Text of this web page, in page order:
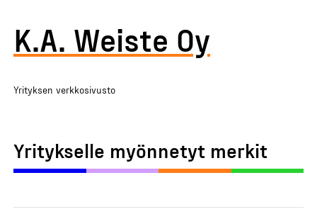
K.A. Weiste Oy
Yrityksen verkkosivusto
Yritykselle myönnetyt merkit